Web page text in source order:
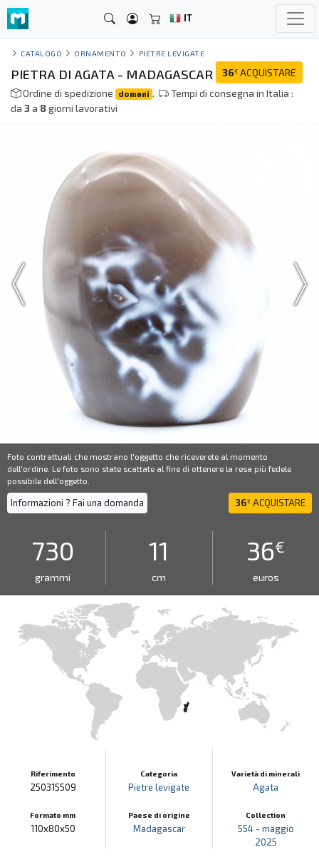
IT
CATALOGO ORNAMENTO PIETRE LEVIGATE
36€ ACQUISTARE
PIETRA DI AGATA - MADAGASCAR
Ordine di spedizione domani .
Tempi di consegna in Italia :
da 3a 8giorni lavorativi
Foto contrattuali che mostrano l'oggetto che riceverete al momento
dell'ordine. Le foto sono state scattate al fine di ottenere la resa più fedele
possibile dell'oggetto.
Informazioni ? Fai una domanda 36€ ACQUISTARE
730
grammi
11
cm
36€
euros
Riferimento
250315509
Formato mm
110x80x50
Categoria
Pietre levigate
Paese di origine
Madagascar
Varietà di minerali
Agata
Collection
554 - maggio
2025